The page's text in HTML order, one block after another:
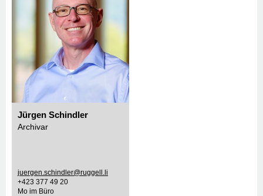
Jürgen Schindler
Archivar
juergen.schindler@ruggell.li
+423 377 49 20
Mo im Büro